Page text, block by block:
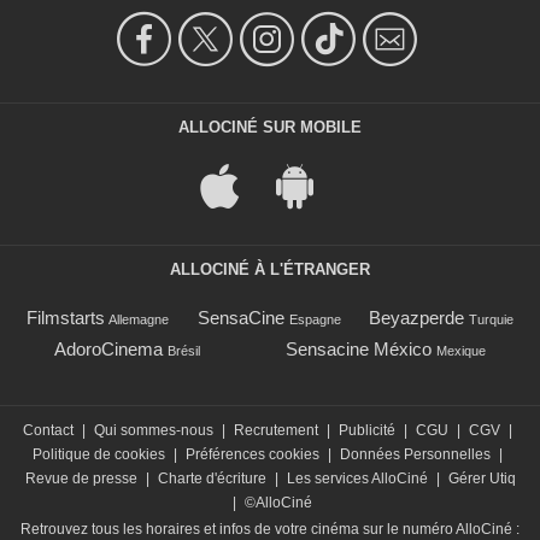
ALLOCINÉ SUR MOBILE
ALLOCINÉ À L'ÉTRANGER
Filmstarts Allemagne SensaCine Espagne Beyazperde Turquie
AdoroCinema Brésil Sensacine México Mexique
Contact Qui sommes-nous Recrutement Publicité CGU CGV
Politique de cookies
Préférences cookies Données Personnelles
Revue de presse
Charte d'écriture Les services AlloCiné
Gérer Utiq
©AlloCiné
Retrouvez tous les horaires et infos de votre cinéma sur le numéro AlloCiné :